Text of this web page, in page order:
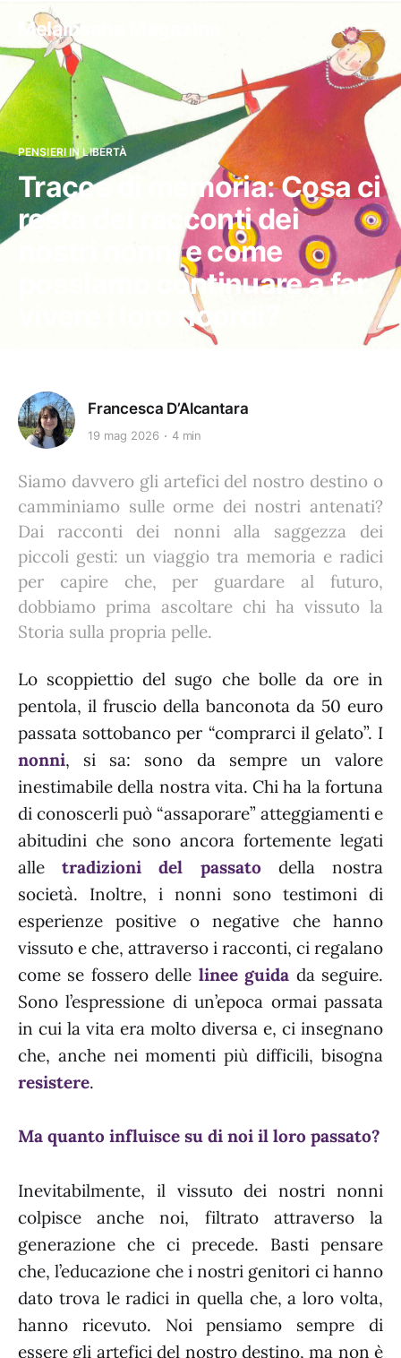
Melainsana Magazine
PENSIERI IN LIBERTÀ
Tracce di memoria: Cosa ci
resta dei racconti dei
nostri nonni e come
possiamo continuare a far
vivere i loro ricordi?
Francesca D’Alcantara
19 mag 2026 4 min
Siamo davvero gli artefici del nostro destino o
camminiamo sulle orme dei nostri antenati?
Dai racconti dei nonni alla saggezza dei
piccoli gesti: un viaggio tra memoria e radici
per capire che, per guardare al futuro,
dobbiamo prima ascoltare chi ha vissuto la
Storia sulla propria pelle.
Lo scoppiettio del sugo che bolle da ore in
pentola, il fruscio della banconota da 50 euro
passata sottobanco per “comprarci il gelato”. I
nonni, si sa: sono da sempre un valore
inestimabile della nostra vita. Chi ha la fortuna
di conoscerli può “assaporare” atteggiamenti e
abitudini che sono ancora fortemente legati
alletradizioni del passatodella nostra
società. Inoltre, i nonni sono testimoni di
esperienze positive o negative che hanno
vissuto e che, attraverso i racconti, ci regalano
come se fossero delle linee guida da seguire.
Sono l’espressione di un’epoca ormai passata
in cui la vita era molto diversa e, ci insegnano
che, anche nei momenti più difficili, bisogna
resistere.
Ma quanto influisce su di noi il loro passato?
Inevitabilmente, il vissuto dei nostri nonni
colpisce anche noi, filtrato attraverso la
generazione che ci precede. Basti pensare
che, l’educazione che i nostri genitori ci hanno
dato trova le radici in quella che, a loro volta,
hanno ricevuto. Noi pensiamo sempre di
essere gli artefici del nostro destino, ma non è